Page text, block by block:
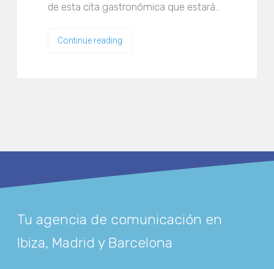
de esta cita gastronómica que estará…
Continue reading
Tu agencia de comunicación en
Ibiza, Madrid y Barcelona